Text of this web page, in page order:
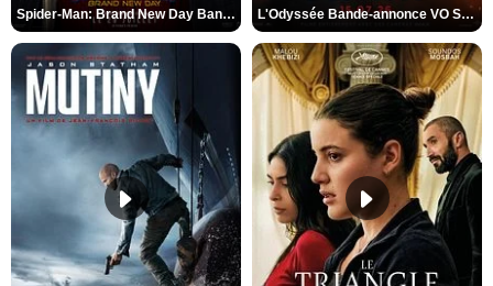
Spider-Man: Brand New Day Bande-annonce VO STFR L'Odyssée Bande-annonce VO STFR